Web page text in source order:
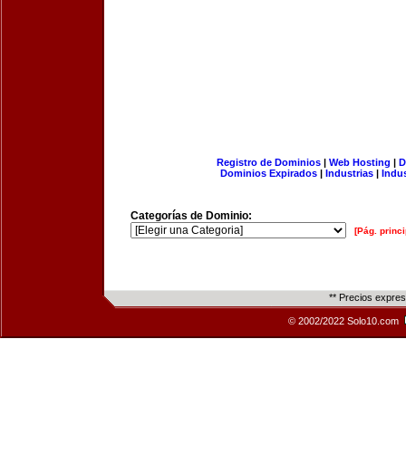
Registro de Dominios| Web Hosting |
Dominios Expirados | Industrias |
Categorías de Dominio:
[Pág.
** Precios
© 2002/2022 Solo10.com